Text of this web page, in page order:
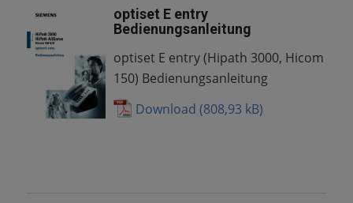
optiset E entry
Bedienungsanleitung
optiset E entry (Hipath 3000, Hicom
150) Bedienungsanleitung
Download